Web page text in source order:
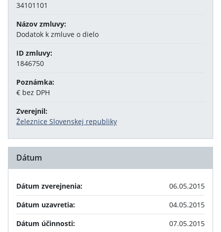
34101101
Názov zmluvy:
Dodatok k zmluve o dielo
ID zmluvy:
1846750
Poznámka:
€ bez DPH
Zverejnil:
Železnice Slovenskej republiky
Dátum
Dátum zverejnenia:
06.05.2015
Dátum uzavretia:
04.05.2015
Dátum účinnosti:
07.05.2015